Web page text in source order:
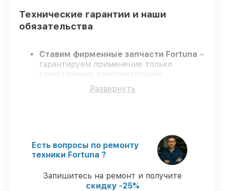
Технические гарантии и наши
обязательства
Ставим фирменные запчасти Fortuna –
гарантируем применение только
качественных комплектующих.
Сертифицированные мастера
проходят строгий отбор, что
тепловизора Fortuna LRF 50M6 строго по
договоренности.
– все
работы и запчасти защищены
официальной гарантией Fortuna.
Развернуть
Есть вопросы по ремонту
техники Fortuna ?
Запишитесь на ремонт и получите
скидку -25%